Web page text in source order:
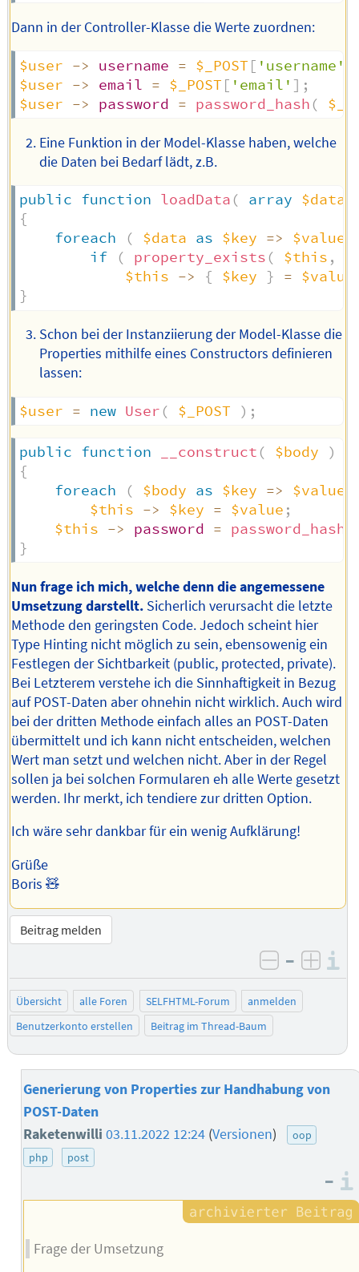
Dann in der Controller-Klasse die Werte zuordnen:
$user -> username = $_POST [ 'username'
$user -> email = $_POST [ 'email' ] ;
$user -> password = password_hash (
Eine Funktion in der Model-Klasse haben, welche
die Daten bei Bedarf lädt, z.B.
public function loadData ( array $data
{
foreach
( $data as $key => $value
if
( property_exists ( $this ,
$this -> { $key } = $value
}
Schon bei der Instanziierung der Model-Klasse die
Properties mithilfe eines Constructors definieren
lassen:
$user = new User ( $_POST ) ;
public function __construct ( $body
)
{
foreach
( $body as $key => $value
$this -> $key = $value ;
$this -> password = password_hash
}
Nun frage ich mich, welche denn die angemessene
Umsetzung darstellt. Sicherlich verursacht die letzte
Methode den geringsten Code. Jedoch scheint hier
Type Hinting nicht möglich zu sein, ebensowenig ein
Festlegen der Sichtbarkeit (public, protected, private).
Bei Letzterem verstehe ich die Sinnhaftigkeit in Bezug
auf POST-Daten aber ohnehin nicht wirklich. Auch wird
bei der dritten Methode einfach alles an POST-Daten
übermittelt und ich kann nicht entscheiden, welchen
Wert man setzt und welchen nicht. Aber in der Regel
sollen ja bei solchen Formularen eh alle Werte gesetzt
werden. Ihr merkt, ich tendiere zur dritten Option.
Ich wäre sehr dankbar für ein wenig Aufklärung!
Grüße
Boris 🧸
Beitrag melden
negativ
–
Übersicht alle Foren SELFHTML-Forum
anmelden
Benutzerkonto erstellen
Beitrag im Thread-Baum
Generierung von Properties zur Handhabung von
POST-Daten
Raketenwilli03.11.2022 12:24 (Versionen)
oop
php
post
–
Frage der Umsetzung